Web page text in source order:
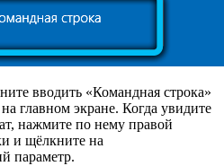
вводить «Командная строка»
главном экране. Когда увидите
нажмите по нему правой
и щёлкните на
параметр.